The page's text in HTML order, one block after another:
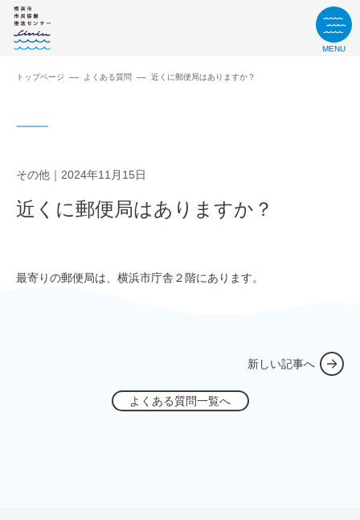
MENU
トップページ よくある質問 近くに郵便局はありますか？
その他 2024年11月15日
近くに郵便局はありますか？
最寄りの郵便局は、横浜市庁舎２階にあります。
よくある質問一覧へ
新しい記事へ